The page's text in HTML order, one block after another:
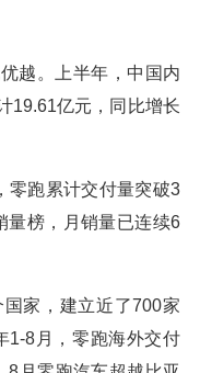
越。上半年，中国内
19.61亿元，同比增长
零跑累计交付量突破3
量榜，月销量已连续6
家，建立近了700家
1-8月，零跑海外交付